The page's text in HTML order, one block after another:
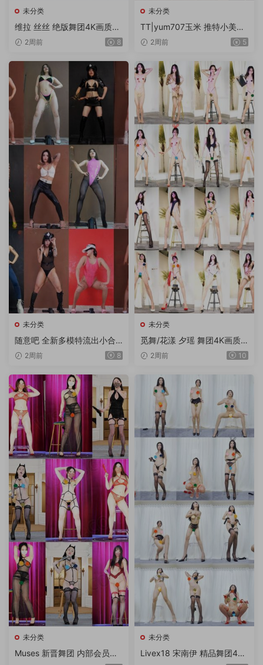
未分类
维拉 丝丝 绝版舞团4K画质流
出专版 18V/10G
2周前 8
未分类
TT|yum707玉米 推特小美女
世界杯主题-2-乖男孩会得到
2周前 5
未分类
随意吧 全新多模特流出小合
集 12V/1.75G
2周前 8
未分类
觅舞/花漾 夕瑶 舞团4K画质
多角度流出版 3期 15V/9.85
2周前 10
未分类
Muses 新晋舞团 内部会员流
未分类
Livex18 宋南伊 精品舞团4K